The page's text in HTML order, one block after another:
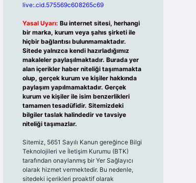
live:.cid.575569c608265c69
Yasal Uyarı: Bu internet sitesi, herhangi
bir marka, kurum veya şahıs şirketi ile
hiçbir bağlantısı bulunmamaktadır.
Sitede yalnızca kendi hazırladığımız
makaleler paylaşılmaktadır. Burada yer
alan içerikler haber niteliği taşımamakta
olup, gerçek kurum ve kişiler hakkında
paylaşım yapılmamaktadır. Gerçek
kurum ve kişiler ile isim benzerlikleri
tamamen tesadüfidir. Sitemizdeki
bilgiler taslak halindedir ve tavsiye
niteliği taşımazlar.
Sitemiz, 5651 Sayılı Kanun gereğince Bilgi
Teknolojileri ve İletişim Kurumu (BTK)
tarafından onaylanmış bir Yer Sağlayıcı
olarak hizmet vermektedir. Bu nedenle,
sitedeki içerikleri proaktif olarak